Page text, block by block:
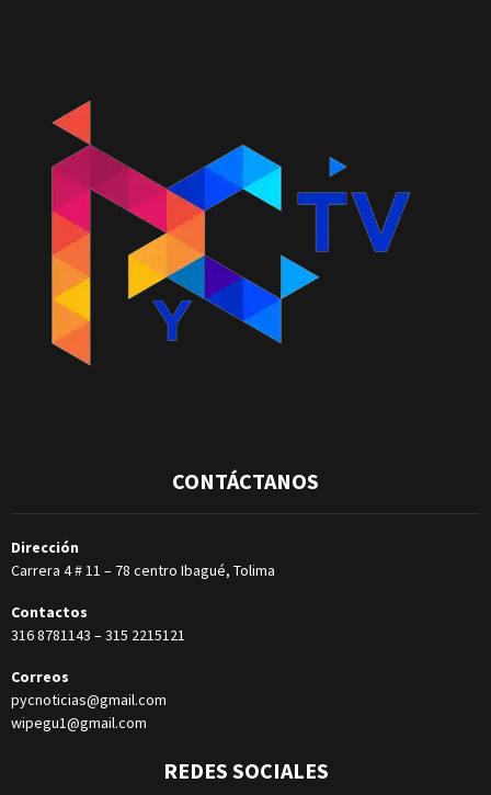
CONTÁCTANOS
Dirección
Carrera 4 # 11 – 78 centro Ibagué, Tolima
Contactos
316 8781143 –315 2215121
Correos
pycnoticias@gmail.com
wipegu1@gmail.com
REDES SOCIALES